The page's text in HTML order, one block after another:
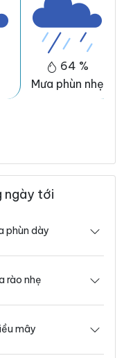
64 %
Mưa phùn nhẹ
ngày tới
phùn dày
rào nhẹ
mây